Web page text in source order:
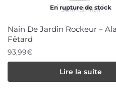
En rupture de stock
Nain De Jardin Rockeur –
Fêtard
93,99€
Lire la suite